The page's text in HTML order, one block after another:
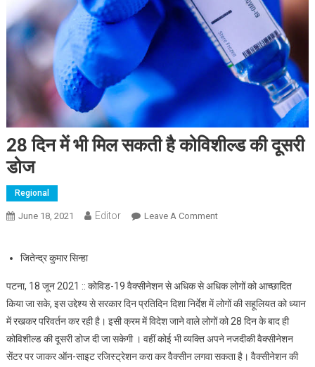
28 दिन में भी मिल सकती है कोविशील्ड की दूसरी
डोज
Regional
June 18, 2021 Editor Leave A CommentOn 28 दिन में भी मिल सकती
जितेन्द्र कुमार सिन्हा
पटना, 18 जून 2021 :: कोविड-19 वैक्सीनेशन से अधिक से अधिक लोगों को आच्छादित
किया जा सके, इस उद्देश्य से सरकार दिन प्रतिदिन दिशा निर्देश में लोगों की सहूलियत को ध्यान
में रखकर परिवर्तन कर रही है। इसी क्रम में विदेश जाने वाले लोगों को 28 दिन के बाद ही
कोविशील्ड की दूसरी डोज दी जा सकेगी । वहीं कोई भी व्यक्ति अपने नजदीकी वैक्सीनेशन
सेंटर पर जाकर ऑन-साइट रजिस्ट्रेशन करा कर वैक्सीन लगवा सकता है। वैक्सीनेशन की